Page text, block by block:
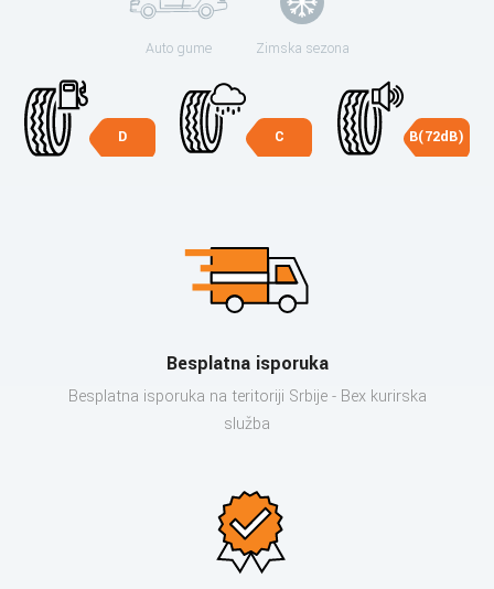
Auto gume Zimska sezona
D C B(72dB)
Besplatna isporuka
Besplatna isporuka na teritoriji Srbije - Bex kurirska
služba